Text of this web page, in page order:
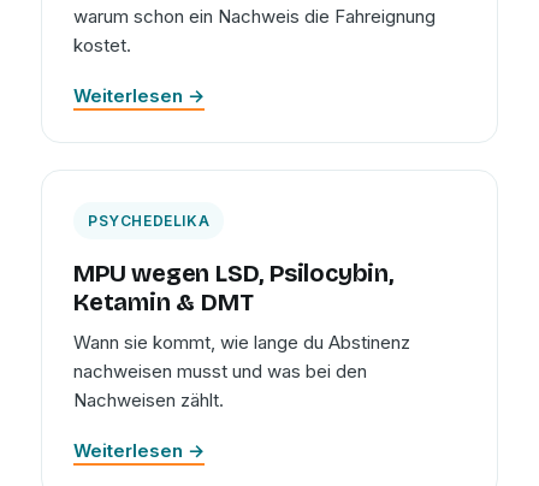
warum schon ein Nachweis die Fahreignung
kostet.
Weiterlesen →
PSYCHEDELIKA
MPU wegen LSD, Psilocybin,
Ketamin & DMT
Wann sie kommt, wie lange du Abstinenz
nachweisen musst und was bei den
Nachweisen zählt.
Weiterlesen →